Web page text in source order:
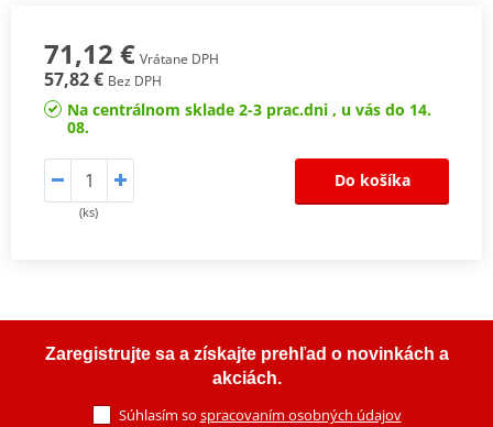
71,12 € Vrátane DPH
57,82 € Bez DPH
Na centrálnom sklade 2-3 prac.dni , u vás do 14.
08.
(ks)
Do košíka
Zaregistrujte sa a získajte prehľad o novinkách a
akciách.
Súhlasím so spracovaním osobných údajov